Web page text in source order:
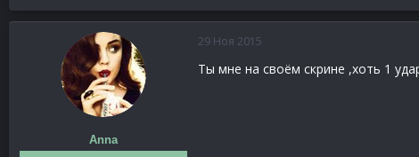
Anna
29 Ноя 2015
Ты мне на своём скрине ,хоть 1